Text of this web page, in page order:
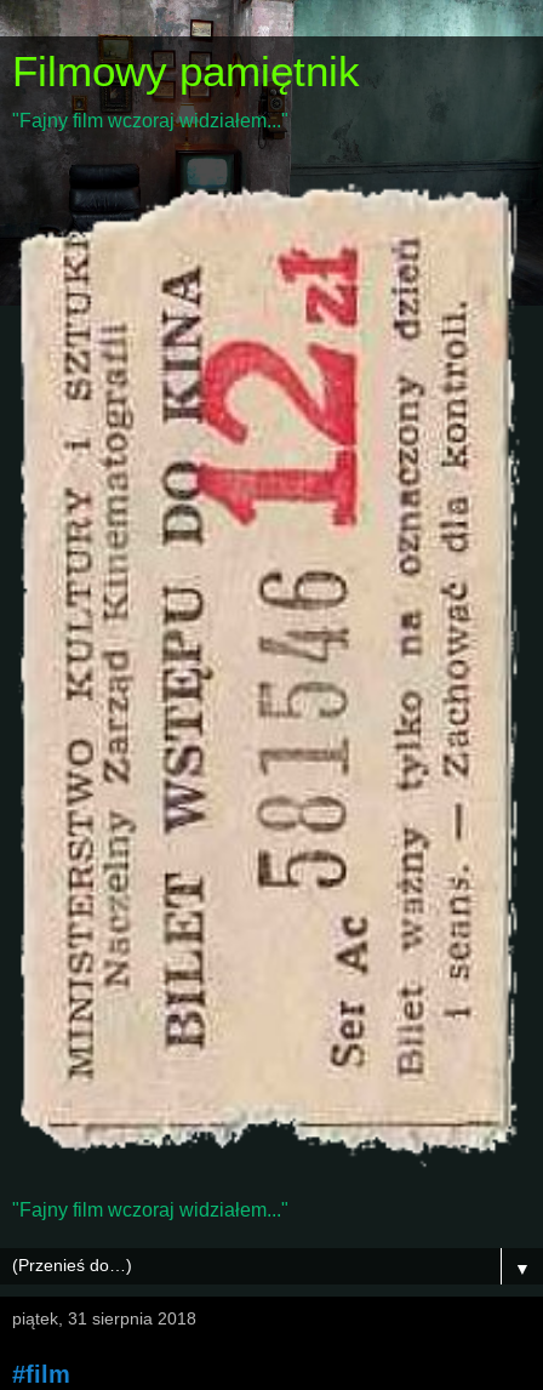
Filmowy pamiętnik
"Fajny film wczoraj widziałem..."
"Fajny film wczoraj widziałem..."
▼
piątek, 31 sierpnia 2018
#film